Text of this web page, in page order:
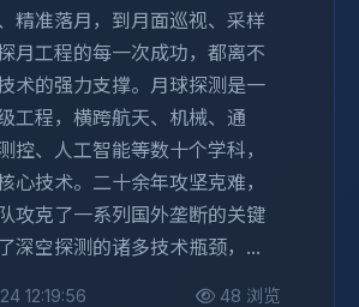
精准落月，到月面巡视、采样
月工程的每一次成功，都离不
术的强力支撑。月球探测是一
工程，横跨航天、机械、通
控、人工智能等数十个学科，
心技术。二十余年攻坚克难，
攻克了一系列国外垄断的关键
深空探测的诸多技术瓶颈，...
12:19:56 48 浏览